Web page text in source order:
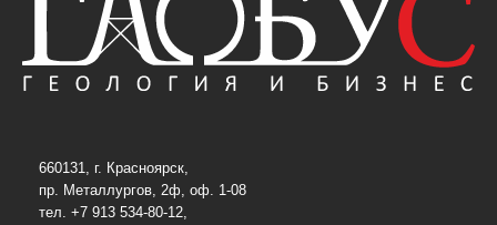
660131, г. Красноярск,
пр. Металлургов, 2ф, оф. 1-08
тел. +7 913 534-80-12,